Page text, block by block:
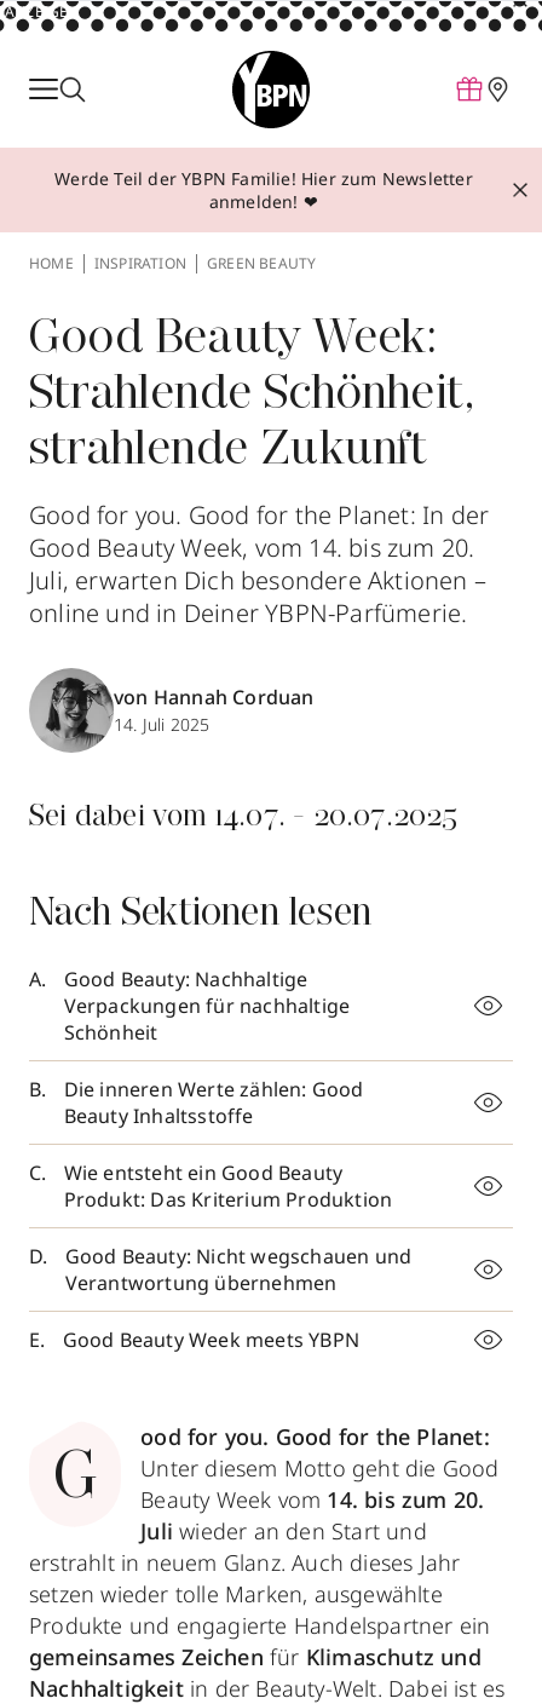
ANZEIGE
Parfum
Make-up
Behandlungen
Über YBPN
Aktionen
Storefinder
Werde Teil der YBPN Familie! Hier zum Newsletter
anmelden! ❤
HOME INSPIRATION GREEN BEAUTY
Good Beauty Week:
Strahlende Schönheit,
strahlende Zukunft
Good for you. Good for the Planet: In der
Good Beauty Week, vom 14. bis zum 20.
Juli, erwarten Dich besondere Aktionen –
online und in Deiner YBPN-Parfümerie.
von Hannah Corduan
14. Juli 2025
Sei dabei vom 14.07. - 20.07.2025
Nach Sektionen lesen
Good Beauty: Nachhaltige
Verpackungen für nachhaltige
Schönheit
Die inneren Werte zählen: Good
Beauty Inhaltsstoffe
Wie entsteht ein Good Beauty
Produkt: Das Kriterium Produktion
Good Beauty: Nicht wegschauen und
Verantwortung übernehmen
Good Beauty Week meets YBPN
G
ood for you. Good for the Planet:
Unter diesem Motto geht die Good
Beauty Week vom 14. bis zum 20.
Juli wieder an den Start und
erstrahlt in neuem Glanz. Auch dieses Jahr
setzen wieder tolle Marken, ausgewählte
Produkte und engagierte Handelspartner ein
gemeinsames Zeichen für Klimaschutz und
Nachhaltigkeit in der Beauty-Welt. Dabei ist es